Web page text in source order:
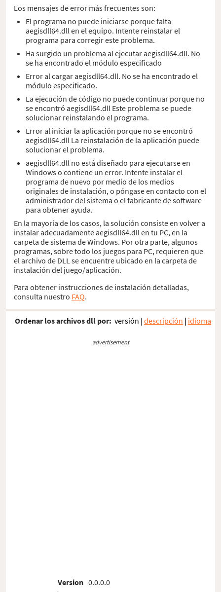
Los mensajes de error más frecuentes son:
El programa no puede iniciarse porque falta
aegisdll64.dll en el equipo. Intente reinstalar el
programa para corregir este problema.
Ha surgido un problema al ejecutar aegisdll64.dll. No
se ha encontrado el módulo especificado
Error al cargar aegisdll64.dll. No se ha encontrado el
módulo especificado.
La ejecución de código no puede continuar porque no
se encontró aegisdll64.dll Este problema se puede
solucionar reinstalando el programa.
Error al iniciar la aplicación porque no se encontró
aegisdll64.dll La reinstalación de la aplicación puede
solucionar el problema.
aegisdll64.dll no está diseñado para ejecutarse en
Windows o contiene un error. Intente instalar el
programa de nuevo por medio de los medios
originales de instalación, o póngase en contacto con el
administrador del sistema o el fabricante de software
para obtener ayuda.
En la mayoría de los casos, la solución consiste en volver a
instalar adecuadamente aegisdll64.dll en tu PC, en la
carpeta de sistema de Windows. Por otra parte, algunos
programas, sobre todo los juegos para PC, requieren que
el archivo de DLL se encuentre ubicado en la carpeta de
instalación del juego/aplicación.
Para obtener instrucciones de instalación detalladas,
consulta nuestro FAQ.
Ordenar los archivos dll por: versión | descripción | idioma
advertisement
Version 0.0.0.0